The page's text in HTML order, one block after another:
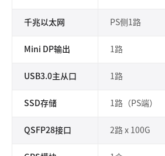
千兆以太网 PS侧1路
Mini DP输出 1路
USB3.0主从口 1路
SSD存储 1路（PS端）
QSFP28接口 2路 x 100G